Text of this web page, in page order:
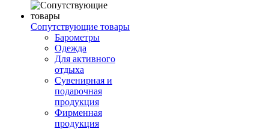
Сопутствующие товары
Барометры
Одежда
Для активного
отдыха
Сувенирная и
подарочная
продукция
Фирменная
продукция